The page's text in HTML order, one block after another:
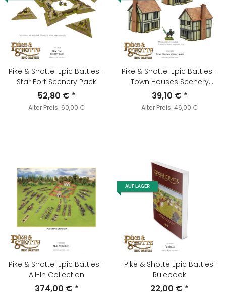
Pike & Shotte: Epic Battles -
Star Fort Scenery Pack
52,80 € *
Alter Preis: 60,00 €
Pike & Shotte: Epic Battles -
Town Houses Scenery
Pack
39,10 € *
Alter Preis: 46,00 €
Pike & Shotte: Epic Battles -
All-In Collection
374,00 € *
AUF LAGER
Pike & Shotte Epic Battles:
Rulebook
22,00 € *